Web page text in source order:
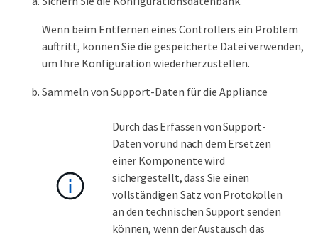
Wenn beim Entfernen eines Controllers ein Problem
auftritt, können Sie die gespeicherte Datei verwenden,
um Ihre Konfiguration wiederherzustellen.
Sammeln von Support-Daten für die Appliance
Durch das Erfassen von Support-
Daten vor und nach dem Ersetzen
einer Komponente wird
sichergestellt, dass Sie einen
vollständigen Satz von Protokollen
an den technischen Support senden
können, wenn der Austausch das